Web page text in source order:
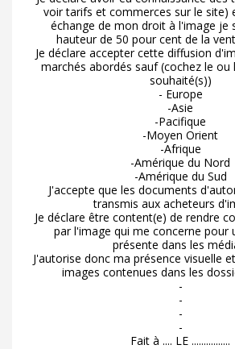
voir tarifs et commerces sur le site)
échange de mon droit à l'image je
hauteur de 50 pour cent de la
Je déclare accepter cette diffusion
marchés abordés sauf (cochez le ou
souhaité(s))
- Europe
-Asie
-Pacifique
-Moyen Orient
-Afrique
-Amérique du Nord
-Amérique du Sud
J'accepte que les documents
transmis aux acheteurs
Je déclare être content(e) de rendre
par l'image qui me concerne pour
présente dans les
J'autorise donc ma présence visuelle
images contenues dans les
-
-
-
-
Fait à .... LE ................